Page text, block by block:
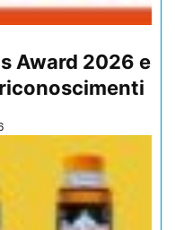
Award 2026 e